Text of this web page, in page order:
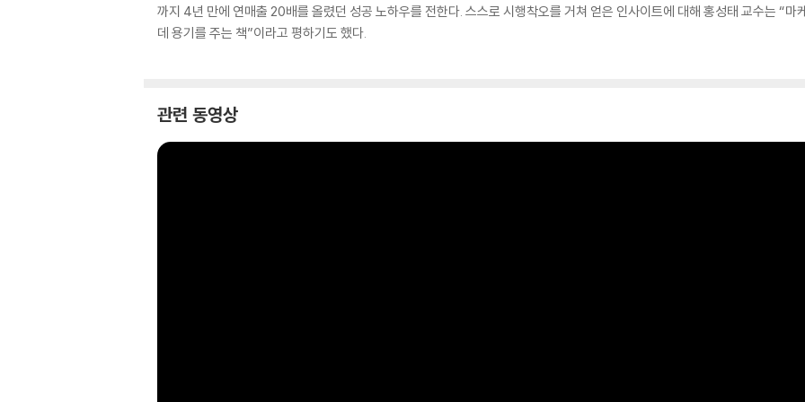
까지 4년 만에 연매출 20배를 올렸던 성공 노하우를 전한다. 스스로 시행착오를 거쳐 얻은 인사이트에 대해 홍성태 교수는 “마
데 용기를 주는 책”이라고 평하기도 했다.
관련 동영상